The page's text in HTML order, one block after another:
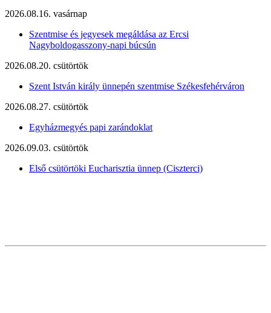
2026.08.16. vasárnap
Szentmise és jegyesek megáldása az Ercsi
Nagyboldogasszony-napi búcsún
2026.08.20. csütörtök
Szent István király ünnepén szentmise Székesfehérváron
2026.08.27. csütörtök
Egyházmegyés papi zarándoklat
2026.09.03. csütörtök
Első csütörtöki Eucharisztia ünnep (Ciszterci)